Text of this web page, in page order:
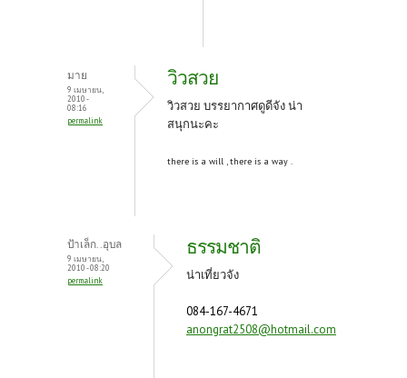
มาย
9 เมษายน,
2010 -
08:16
permalink
วิวสวย
วิวสวย บรรยากาศดูดีจัง น่า
สนุกนะคะ
there is a will , there is a way .
ป้าเล็ก..อุบล
9 เมษายน,
2010 - 08:20
permalink
ธรรมชาติ
น่าเที่ยวจัง
084-167-4671
anongrat2508@hotmail.com